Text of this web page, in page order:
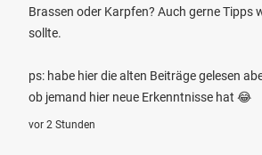
Brassen oder Karpfen? Auch gerne Tipps
sollte.
ps: habe hier die alten Beiträge gelesen
ob jemand hier neue Erkenntnisse hat 😂
vor 2 Stunden